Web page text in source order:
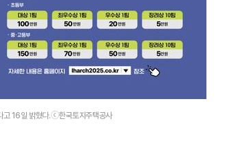
고 16일 밝혔다.ⓒ한국토지주택공사